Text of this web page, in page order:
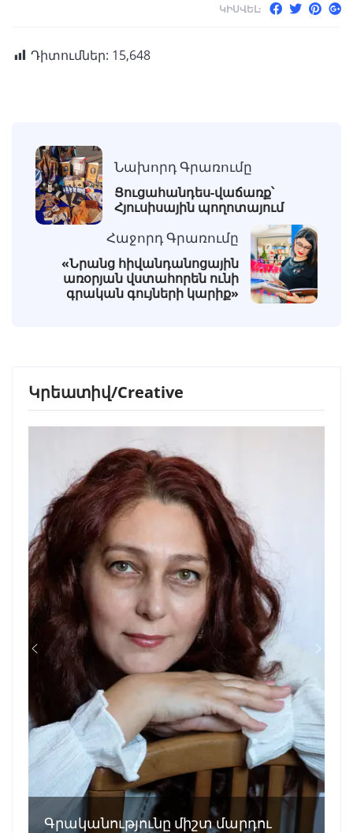
ԿԻՍՎԵԼ:
Դիտումներ: 15,648
Նախորդ Գրառումը
Ցուցահանդես-վաճառք՝
Հյուսիսային պողոտայում
Հաջորդ Գրառումը
«Նրանց հիվանդանոցային
առօրյան վստահորեն ունի
գրական գույների կարիք»
Կրեատիվ/Creative
Գրականությունը միշտ մարդու